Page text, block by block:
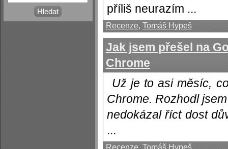
příliš neurazím ...
Recenze, Tomáš Hypeš
Jak jsem přešel na
Chrome
Už je to asi měsíc,
Chrome. Rozhodl
nedokázal říct dost
...
Recenze, Tomáš Hypeš